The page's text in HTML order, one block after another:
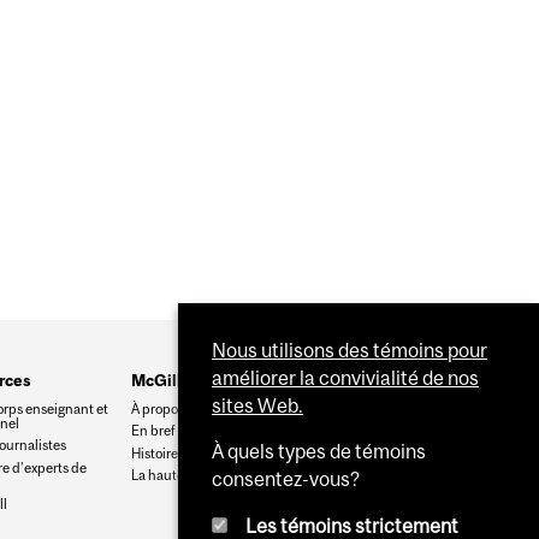
enseignant et
d’experts de
McGill
À propos de McGill
En bref
Histoire
La haute direction
Nous utilisons des témoins pour
améliorer la convivialité de nos
sites Web.
À quels types de témoins
consentez-vous?
Les témoins strictement